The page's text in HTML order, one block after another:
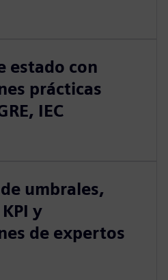
estado con
prácticas
IEC
umbrales,
y
de expertos